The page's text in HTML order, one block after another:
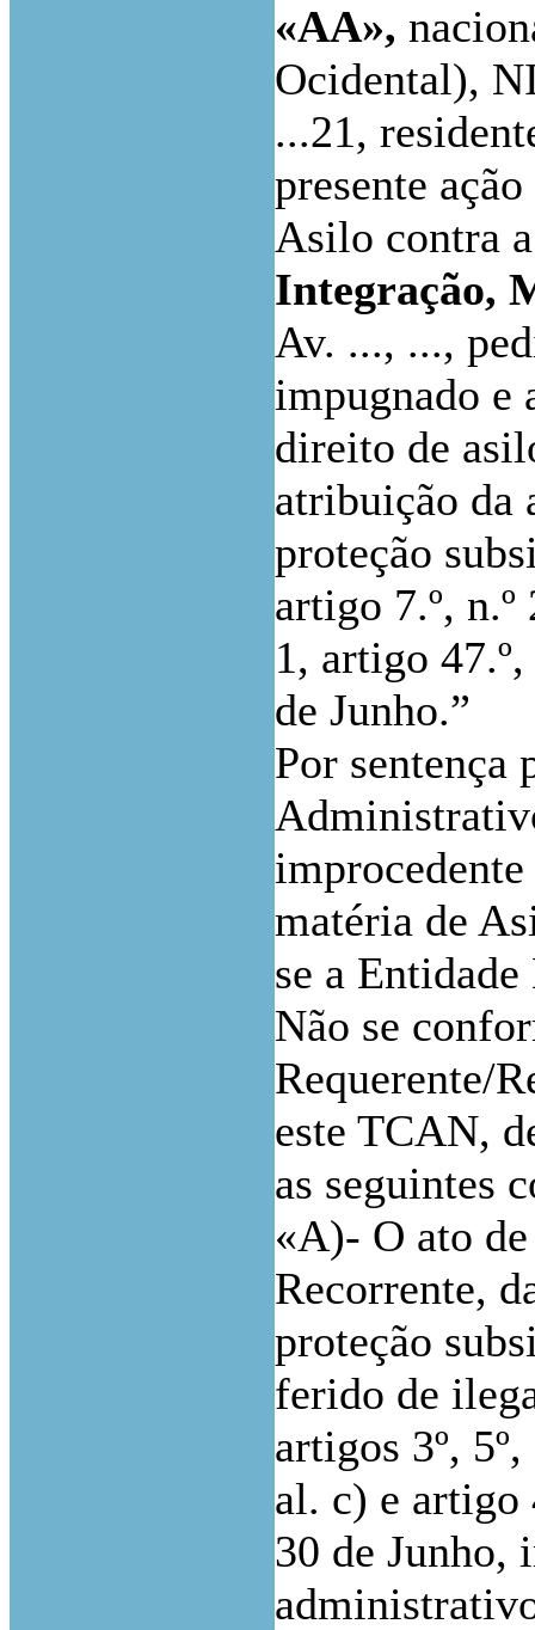
«AA»,
Ocidental),
...21,
presente
Asilo contra
Integração,
Av. ..., ...,
impugnado e
direito de
atribuição da
proteção
artigo 7.º,
1, artigo
de Junho.”
Por sentença
matéria de
se a
Não se
Requerente/
este TCAN,
as seguintes
«A)- O ato de
Recorrente,
proteção
ferido de
artigos 3º,
al. c) e artigo
30 de Junho,